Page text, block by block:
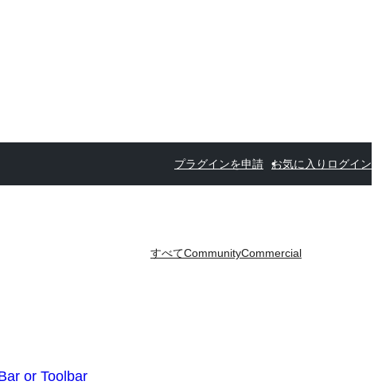
プラグインを申請 お気に入り ログイン
すべてCommunityCommercial
or Toolbar